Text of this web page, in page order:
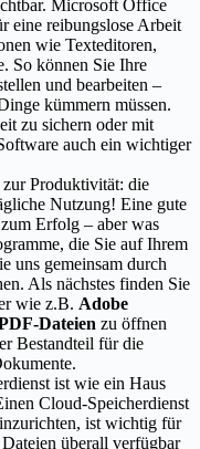
Microsoft Office
eine reibungslose Arbeit
wie Texteditoren,
So können Sie Ihre
und bearbeiten –
kümmern müssen.
zu sichern oder mit
auch ein wichtiger
Produktivität: die
Nutzung! Eine gute
Erfolg – aber was
die Sie auf Ihrem
uns gemeinsam durch
Als nächstes finden Sie
wie z.B. Adobe
Dateien zu öffnen
Bestandteil für die
ist wie ein Haus
Cloud-Speicherdienst
ist wichtig für
überall verfügbar